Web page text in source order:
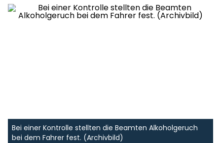
Bei einer Kontrolle stellten die Beamten Alkoholgeruch
bei dem Fahrer fest. (Archivbild)